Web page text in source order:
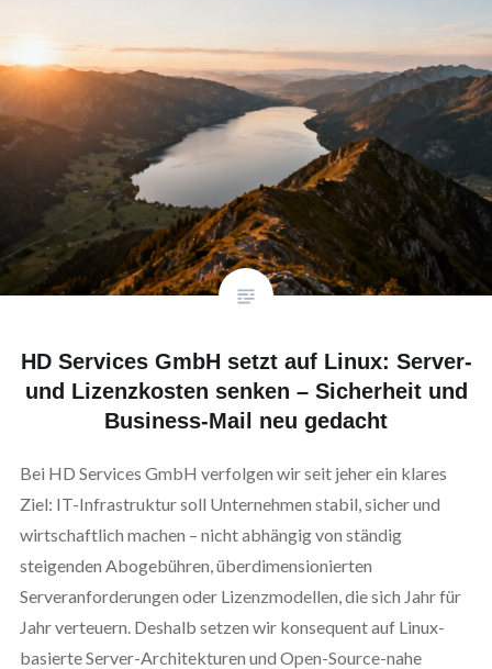
HD Services GmbH setzt auf Linux: Server-
und Lizenzkosten senken – Sicherheit und
Business‑Mail neu gedacht
Bei HD Services GmbH verfolgen wir seit jeher ein klares
Ziel: IT-Infrastruktur soll Unternehmen stabil, sicher und
wirtschaftlich machen – nicht abhängig von ständig
steigenden Abogebühren, überdimensionierten
Serveranforderungen oder Lizenzmodellen, die sich Jahr für
Jahr verteuern. Deshalb setzen wir konsequent auf Linux-
basierte Server-Architekturen und Open-Source-nahe